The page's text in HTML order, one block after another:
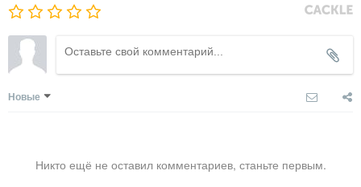
Новые
Никто ещё не оставил комментариев, станьте первым.